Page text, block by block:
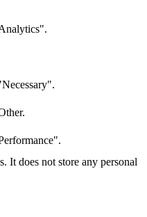
It does not store any personal